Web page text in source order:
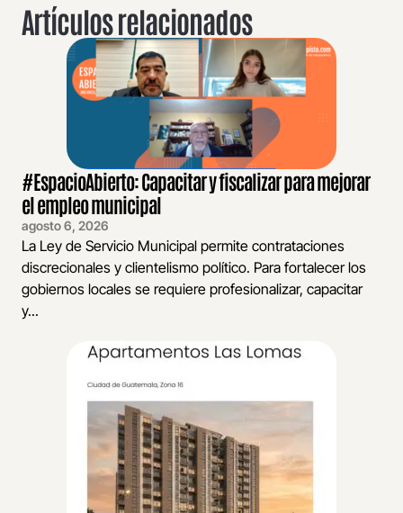
Artículos relacionados
#EspacioAbierto: Capacitar y fiscalizar para mejorar
el empleo municipal
agosto 6, 2026
La Ley de Servicio Municipal permite contrataciones
discrecionales y clientelismo político. Para fortalecer los
gobiernos locales se requiere profesionalizar, capacitar
y...